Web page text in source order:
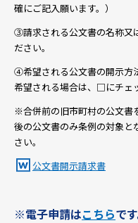
確にご記入願います。）
③請求される公文書の名称又
ださい。
④希望される公文書の開示方
希望される場合は、□にチェ
※合併前の旧市町村の公文書
後の公文書のみ条例の対象と
さい。
公文書開示請求書
※電子申請はこちらです